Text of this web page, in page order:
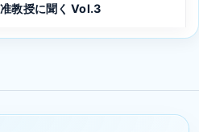
教授に聞く Vol.3